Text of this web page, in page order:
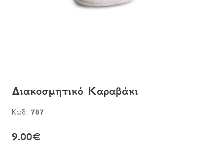
Διακοσμητικό Καραβάκι
Κωδ: 787
9.00€